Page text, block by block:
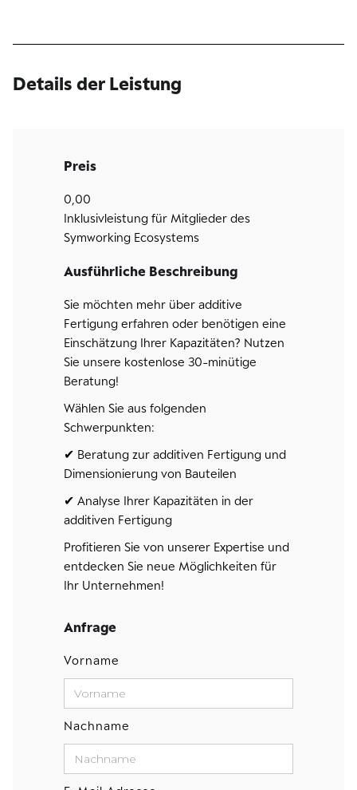
Details der Leistung
Preis
0,00
Inklusivleistung für Mitglieder des
Symworking Ecosystems
Ausführliche Beschreibung
Sie möchten mehr über additive
Fertigung erfahren oder benötigen eine
Einschätzung Ihrer Kapazitäten? Nutzen
Sie unsere kostenlose 30-minütige
Beratung!
Wählen Sie aus folgenden
Schwerpunkten:
✔ Beratung zur additiven Fertigung und
Dimensionierung von Bauteilen
✔ Analyse Ihrer Kapazitäten in der
additiven Fertigung
Profitieren Sie von unserer Expertise und
entdecken Sie neue Möglichkeiten für
Ihr Unternehmen!
Anfrage
Vorname
Nachname